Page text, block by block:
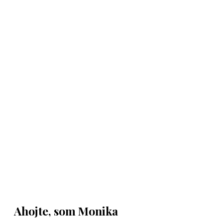
Ahojte, som Monika